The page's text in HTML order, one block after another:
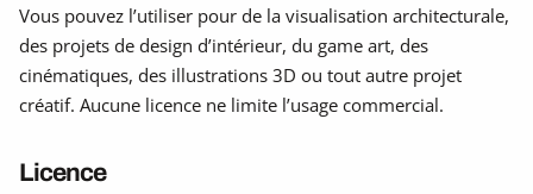
Vous pouvez l’utiliser pour de la visualisation architecturale,
des projets de design d’intérieur, du game art, des
cinématiques, des illustrations 3D ou tout autre projet
créatif. Aucune licence ne limite l’usage commercial.
Licence